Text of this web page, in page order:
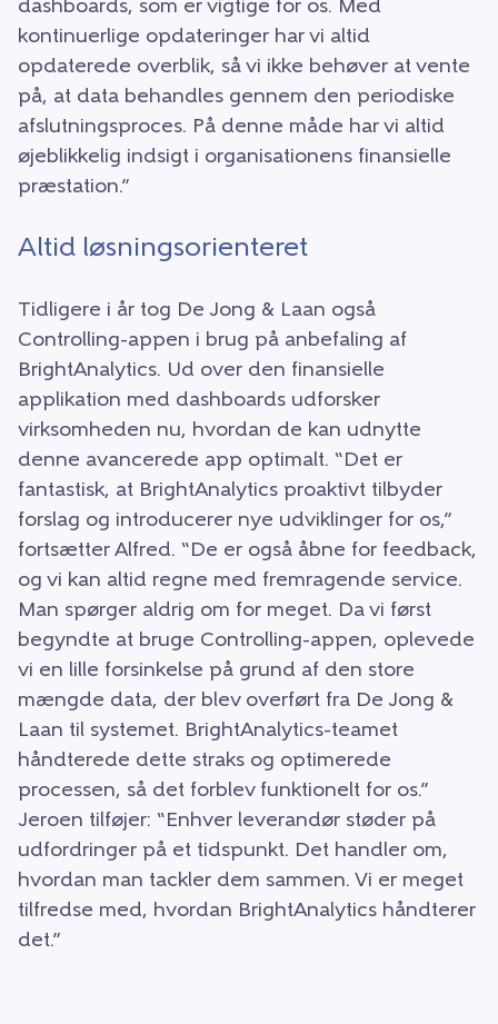
dashboards, som er vigtige for os. Med
kontinuerlige opdateringer har vi altid
opdaterede overblik, så vi ikke behøver at vente
på, at data behandles gennem den periodiske
afslutningsproces. På denne måde har vi altid
øjeblikkelig indsigt i organisationens finansielle
præstation.”
Altid løsningsorienteret
Tidligere i år tog De Jong & Laan også
Controlling-appen i brug på anbefaling af
BrightAnalytics. Ud over den finansielle
applikation med dashboards udforsker
virksomheden nu, hvordan de kan udnytte
denne avancerede app optimalt. “Det er
fantastisk, at BrightAnalytics proaktivt tilbyder
forslag og introducerer nye udviklinger for os,”
fortsætter Alfred. “De er også åbne for feedback,
og vi kan altid regne med fremragende service.
Man spørger aldrig om for meget. Da vi først
begyndte at bruge Controlling-appen, oplevede
vi en lille forsinkelse på grund af den store
mængde data, der blev overført fra De Jong &
Laan til systemet. BrightAnalytics-teamet
håndterede dette straks og optimerede
processen, så det forblev funktionelt for os.”
Jeroen tilføjer: “Enhver leverandør støder på
udfordringer på et tidspunkt. Det handler om,
hvordan man tackler dem sammen. Vi er meget
tilfredse med, hvordan BrightAnalytics håndterer
det.”